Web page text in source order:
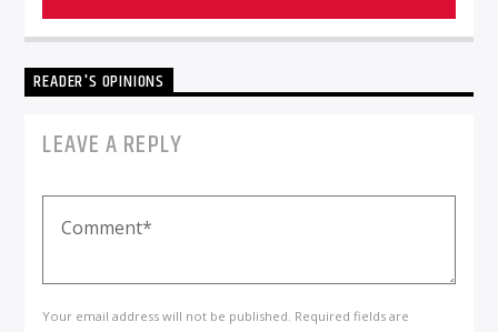
READER'S OPINIONS
LEAVE A REPLY
Your email address will not be published. Required fields are